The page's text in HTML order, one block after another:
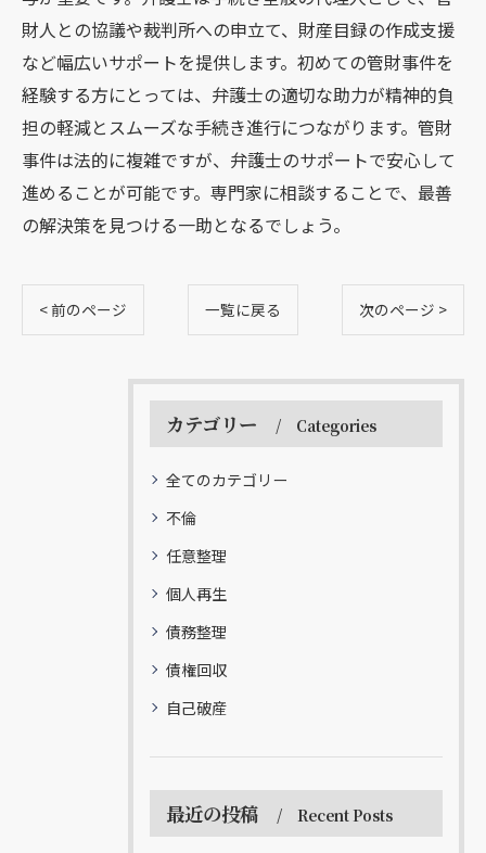
財人との協議や裁判所への申立て、財産目録の作成支援
など幅広いサポートを提供します。初めての管財事件を
経験する方にとっては、弁護士の適切な助力が精神的負
担の軽減とスムーズな手続き進行につながります。管財
事件は法的に複雑ですが、弁護士のサポートで安心して
進めることが可能です。専門家に相談することで、最善
の解決策を見つける一助となるでしょう。
< 前のページ 一覧に戻る 次のページ >
カテゴリー Categories
全てのカテゴリー
不倫
任意整理
個人再生
債務整理
債権回収
自己破産
最近の投稿 Recent Posts